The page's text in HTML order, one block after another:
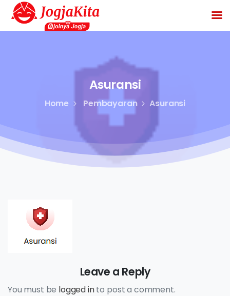
Asuransi
Home Pembayaran Asuransi
Leave a Reply
You must be logged into post a comment.